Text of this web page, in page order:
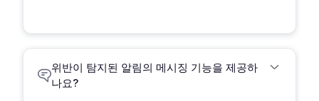
위반이 탐지된 알림의 메시징 기능을 제공하
나요?